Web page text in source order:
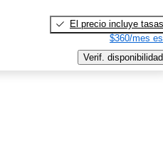
El precio incluye tasas
$360/mes
Verif. disponibilidad